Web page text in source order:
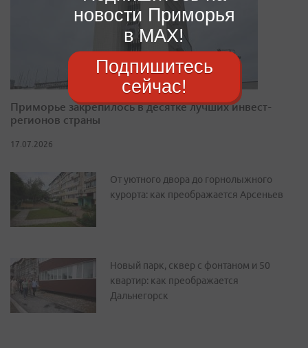
Приморье закрепилось в десятке лучших инвест-
регионов страны
17.07.2026
От уютного двора до горнолыжного
курорта: как преображается Арсеньев
Новый парк, сквер с фонтаном и 50
квартир: как преображается
Дальнегорск
новости Приморья
в MAX!
Подпишитесь
сейчас!